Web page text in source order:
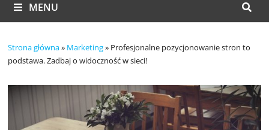
MENU
Strona główna» Marketing» Profesjonalne pozycjonowanie stron to
podstawa. Zadbaj o widoczność w sieci!